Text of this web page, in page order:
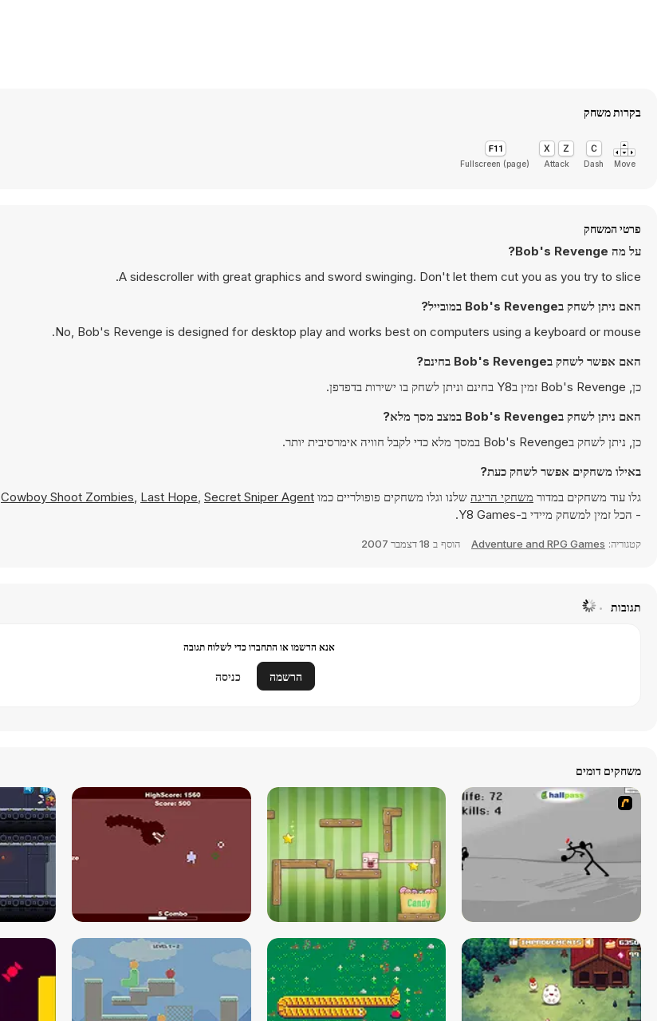
בקרות משחק
Move
Dash
Attack
Fullscreen (page)
פרטי המשחק
על מה Bob's Revenge?
A sidescroller with great graphics and sword swinging. Don't let them cut you as you try to slice.
האם ניתן לשחק בBob's Revenge במובייל?
No, Bob's Revenge is designed for desktop play and works best on computers using a keyboard or mouse.
האם אפשר לשחק בBob's Revenge בחינם?
כן, Bob's Revenge זמין בY8 בחינם וניתן לשחק בו ישירות בדפדפן.
האם ניתן לשחק בBob's Revenge במצב מסך מלא?
כן, ניתן לשחק בBob's Revenge במסך מלא כדי לקבל חוויה אימרסיבית יותר.
באילו משחקים אפשר לשחק כעת?
גלו עוד משחקים במדור משחקי הריגה שלנו וגלו משחקים פופולריים כמו Cowboy Shoot Zombies, Last Hope, Secret Sniper Agent
- הכל זמין למשחק מיידי ב-Y8 Games.
קטגוריה: Adventure and RPG Games הוסף ב 18 דצמבר 2007
תגובות
אנא הרשמו או התחברו כדי לשלוח תגובה
הרשמה כניסה
משחקים דומים